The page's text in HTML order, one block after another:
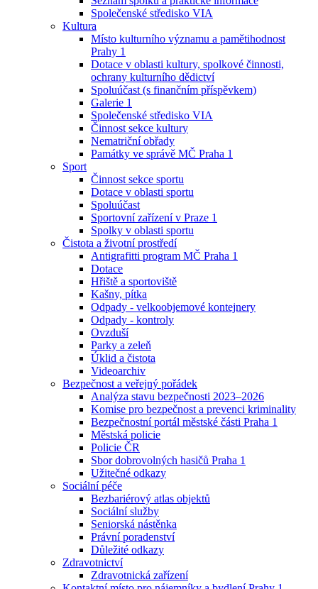
Společenské středisko VIA
Kultura
Místo kulturního významu a pamětihodnost
Prahy 1
Dotace v oblasti kultury, spolkové činnosti,
ochrany kulturního dědictví
Spoluúčast (s finančním příspěvkem)
Galerie 1
Společenské středisko VIA
Činnost sekce kultury
Nematriční obřady
Památky ve správě MČ Praha 1
Sport
Činnost sekce sportu
Dotace v oblasti sportu
Spoluúčast
Sportovní zařízení v Praze 1
Spolky v oblasti sportu
Čistota a životní prostředí
Antigrafitti program MČ Praha 1
Dotace
Hřiště a sportoviště
Kašny, pítka
Odpady - velkoobjemové kontejnery
Odpady - kontroly
Ovzduší
Parky a zeleň
Úklid a čistota
Videoarchiv
Bezpečnost a veřejný pořádek
Analýza stavu bezpečnosti 2023–2026
Komise pro bezpečnost a prevenci kriminality
Bezpečnostní portál městské části Praha 1
Městská policie
Policie ČR
Sbor dobrovolných hasičů Praha 1
Užitečné odkazy
Sociální péče
Bezbariérový atlas objektů
Sociální služby
Seniorská nástěnka
Právní poradenství
Důležité odkazy
Zdravotnictví
Zdravotnická zařízení